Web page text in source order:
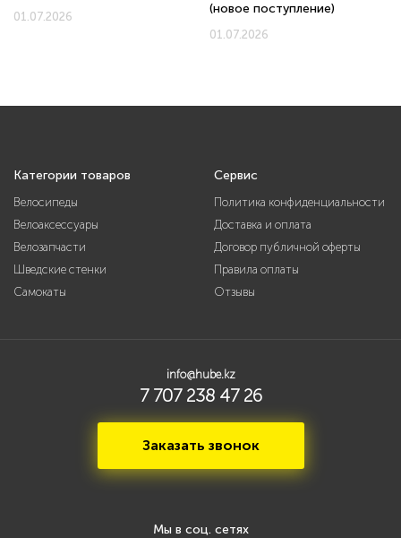
01.07.2026
(новое поступление)
01.07.2026
Категории товаров
Велосипеды
Велоаксессуары
Велозапчасти
Шведские стенки
Самокаты
Сервис
Политика конфиденциальности
Доставка и оплата
Договор публичной оферты
Правила оплаты
Отзывы
info@hube.kz
7 707 238 47 26
Заказать звонок
Мы в соц. сетях